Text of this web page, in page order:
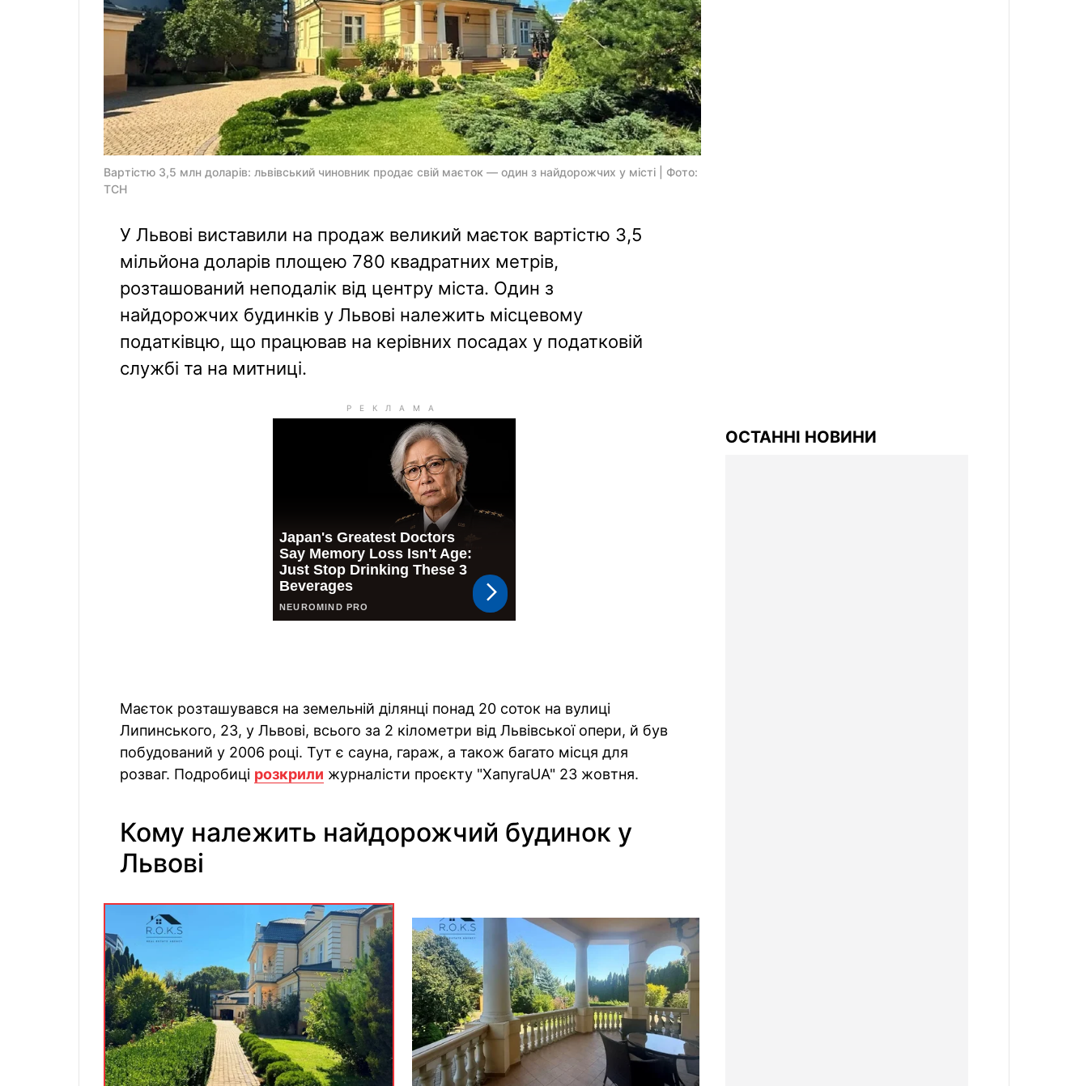
Вартістю 3,5 млн доларів: львівський чиновник продає свій маєток — один з найдорожчих у місті | Фото:
ТСН
У Львові виставили на продаж великий маєток вартістю 3,5
мільйона доларів площею 780 квадратних метрів,
розташований неподалік від центру міста. Один з
найдорожчих будинків у Львові належить місцевому
податківцю, що працював на керівних посадах у податковій
службі та на митниці.
Маєток розташувався на земельній ділянці понад 20 соток на вулиці
Липинського, 23, у Львові, всього за 2 кілометри від Львівської опери, й був
побудований у 2006 році. Тут є сауна, гараж, а також багато місця для
розваг. Подробиці розкрили журналісти проєкту "ХапугаUA" 23 жовтня.
Кому належить найдорожчий будинок у
Львові
ОСТАННІ НОВИНИ